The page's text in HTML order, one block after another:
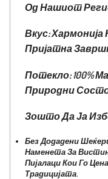
Од Нашиот
Вкус:Хармонија
Пријатна
Потекло:100%
Природни
Зошто Да Ја
Без Додадени
Наменета За
Пијалаци Кои Го
Традицијата.